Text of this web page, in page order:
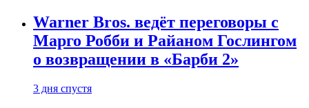
Warner Bros. ведёт переговоры с
Марго Робби и Райаном Гослингом
о возвращении в «Барби 2»
3 дня спустя